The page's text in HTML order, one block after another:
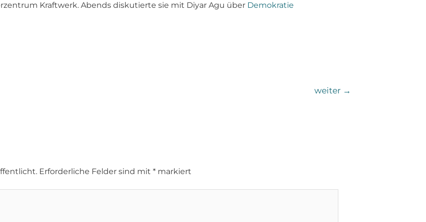
Kraftwerk. Abends diskutierte sie mit Diyar Agu über Demokratie
weiter →
Erforderliche Felder sind mit *markiert